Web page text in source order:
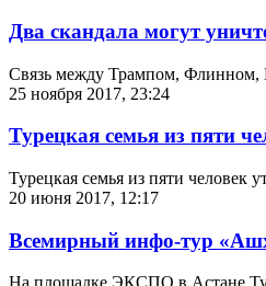
Два скандала могут
Связь между Трампом,
25 ноября 2017, 23:24
Турецкая семья из пяти
Турецкая семья из пяти человек
20 июня 2017, 12:17
Всемирный инфо-тур